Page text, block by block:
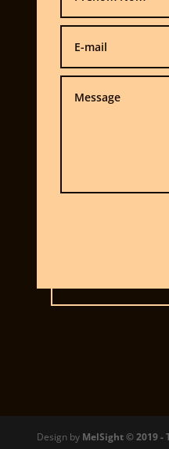
Design by MelSight © 2019 -